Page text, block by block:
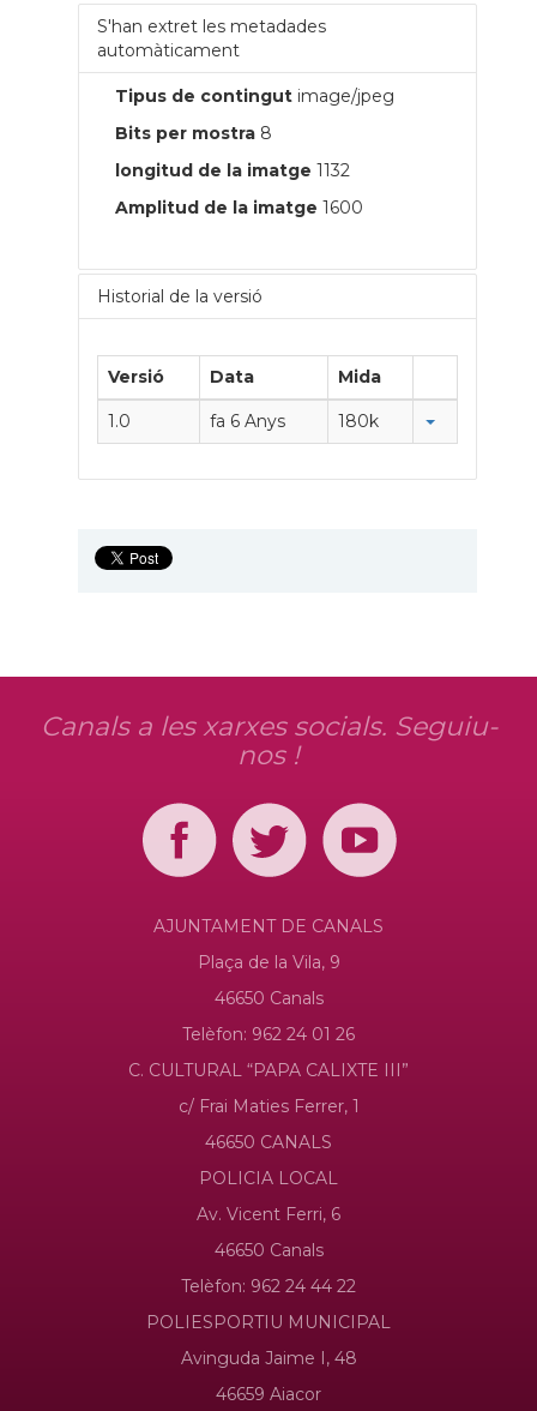
S'han extret les metadades
automàticament
Tipus de contingut image/jpeg
Bits per mostra 8
longitud de la imatge 1132
Amplitud de la imatge 1600
Historial de la versió
Versió Data Mida
1.0 fa 6 Anys 180k
Canals a les xarxes socials. Seguiu-
nos !
AJUNTAMENT DE CANALS
Plaça de la Vila, 9
46650 Canals
Telèfon: 962 24 01 26
C. CULTURAL “PAPA CALIXTE III”
c/ Frai Maties Ferrer, 1
46650 CANALS
POLICIA LOCAL
Av. Vicent Ferri, 6
46650 Canals
Telèfon: 962 24 44 22
POLIESPORTIU MUNICIPAL
Avinguda Jaime I, 48
46659 Aiacor